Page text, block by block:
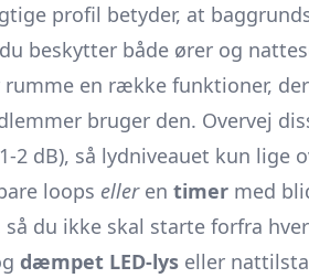
profil betyder, at
beskytter både ører og
en række funktioner,
bruger den. Overvej
2 dB), så lydniveauet kun lige
loops elleren timer med
du ikke skal starte forfra
dæmpet LED-lys eller